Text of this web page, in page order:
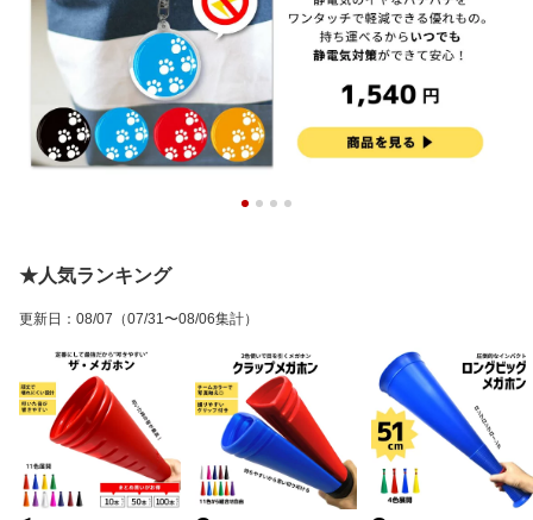
★人気ランキング
更新日 ： 08/07 （07/31〜08/06集計）